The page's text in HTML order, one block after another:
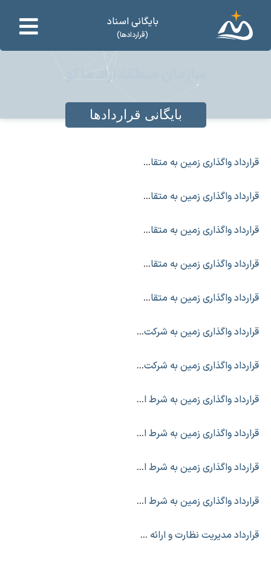
بایگانی اسناد
(قراردادها)
سازمان منطقه آزاد ماکو
بایگانی قراردادها
قرارداد واگذاری زمین به متقاضی زیرکوهی
قرارداد واگذاری زمین به متقاضی زیرکوهی (۲)
قرارداد واگذاری زمین به متقاضی زیر کوهی
قرارداد واگذاری زمین به متقاضی زیر کوهی (۳)
قرارداد واگذاری زمین به متقاضی زیر کوهی (۲)
قرارداد واگذاری زمین به شرکت دانه نگین
قرارداد واگذاری زمین به شرکت پوشاک رضا تنیزه
قرارداد واگذاری زمین به شرط اجرا
قرارداد واگذاری زمین به شرط اجرا و تکمیل
قرارداد واگذاری زمین به شرط اجرا
قرارداد واگذاری زمین به شرط اجرا (۲)
قرارداد مدیریت نظارت و ارائه خدمات